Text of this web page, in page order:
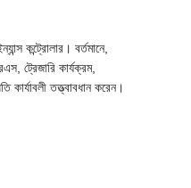
কন্ট্রোলার। বর্তমানে,
ট্রেজারি কার্যক্রম,
কার্যাবলী তত্ত্বাবধান করেন।